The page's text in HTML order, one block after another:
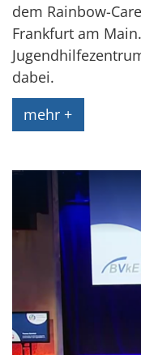
dem Rainbow-
Frankfurt am
dabei.
mehr +